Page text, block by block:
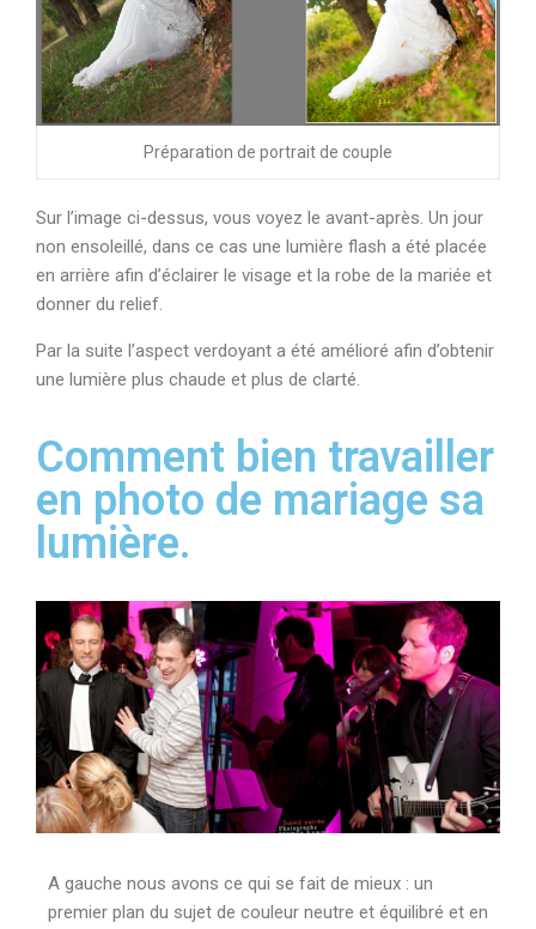
Préparation de portrait de couple
Sur l’image ci-dessus, vous voyez le avant-après. Un jour
non ensoleillé, dans ce cas une lumière flash a été placée
en arrière afin d’éclairer le visage et la robe de la mariée et
donner du relief.
Par la suite l’aspect verdoyant a été amélioré afin d’obtenir
une lumière plus chaude et plus de clarté.
Comment bien travailler
en photo de mariage sa
lumière.
A gauche nous avons ce qui se fait de mieux : un
premier plan du sujet de couleur neutre et équilibré et en